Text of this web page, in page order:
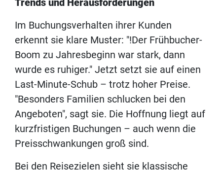
Trends und Herausforderungen
Im Buchungsverhalten ihrer Kunden
erkennt sie klare Muster: "!Der Frühbucher-
Boom zu Jahresbeginn war stark, dann
wurde es ruhiger." Jetzt setzt sie auf einen
Last-Minute-Schub – trotz hoher Preise.
"Besonders Familien schlucken bei den
Angeboten", sagt sie. Die Hoffnung liegt auf
kurzfristigen Buchungen – auch wenn die
Preisschwankungen groß sind.
Bei den Reisezielen sieht sie klassische